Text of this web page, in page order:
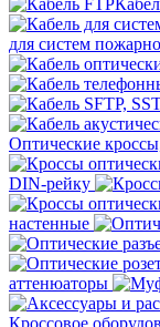
для систем
Оптические
DIN-рейку
настенные
аттенюаторы
Кроссовое